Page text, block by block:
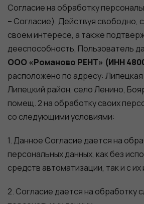
Согласие на обработку
– Согласие). Действуя свободно,
своем интересе, а также
дееспособность, Пользователь
ООО «Романово РЕНТ» (ИНН
расположено по адресу: Липецкая
Липецкий район, село Ленино,
помещ. 2 на обработку своих
со следующими условиями:
1. Данное Согласие дается на
персональных данных, как без
средств автоматизации, так и с
2. Согласие дается на обработку